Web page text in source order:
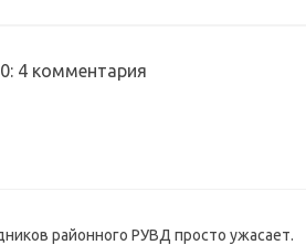
: 4 комментария
районного РУВД просто ужасает.